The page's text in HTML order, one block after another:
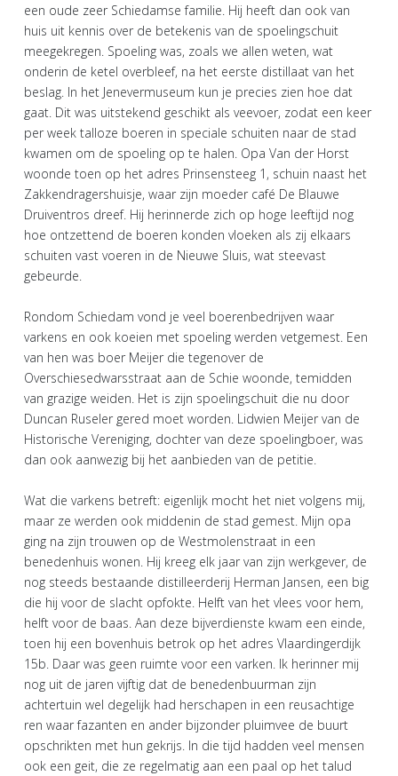
een oude zeer Schiedamse familie. Hij heeft dan ook van
huis uit kennis over de betekenis van de spoelingschuit
meegekregen. Spoeling was, zoals we allen weten, wat
onderin de ketel overbleef, na het eerste distillaat van het
beslag. In het Jenevermuseum kun je precies zien hoe dat
gaat. Dit was uitstekend geschikt als veevoer, zodat een keer
per week talloze boeren in speciale schuiten naar de stad
kwamen om de spoeling op te halen. Opa Van der Horst
woonde toen op het adres Prinsensteeg 1, schuin naast het
Zakkendragershuisje, waar zijn moeder café De Blauwe
Druiventros dreef. Hij herinnerde zich op hoge leeftijd nog
hoe ontzettend de boeren konden vloeken als zij elkaars
schuiten vast voeren in de Nieuwe Sluis, wat steevast
gebeurde.
Rondom Schiedam vond je veel boerenbedrijven waar
varkens en ook koeien met spoeling werden vetgemest. Een
van hen was boer Meijer die tegenover de
Overschiesedwarsstraat aan de Schie woonde, temidden
van grazige weiden. Het is zijn spoelingschuit die nu door
Duncan Ruseler gered moet worden. Lidwien Meijer van de
Historische Vereniging, dochter van deze spoelingboer, was
dan ook aanwezig bij het aanbieden van de petitie.
Wat die varkens betreft: eigenlijk mocht het niet volgens mij,
maar ze werden ook middenin de stad gemest. Mijn opa
ging na zijn trouwen op de Westmolenstraat in een
benedenhuis wonen. Hij kreeg elk jaar van zijn werkgever, de
nog steeds bestaande distilleerderij Herman Jansen, een big
die hij voor de slacht opfokte. Helft van het vlees voor hem,
helft voor de baas. Aan deze bijverdienste kwam een einde,
toen hij een bovenhuis betrok op het adres Vlaardingerdijk
15b. Daar was geen ruimte voor een varken. Ik herinner mij
nog uit de jaren vijftig dat de benedenbuurman zijn
achtertuin wel degelijk had herschapen in een reusachtige
ren waar fazanten en ander bijzonder pluimvee de buurt
opschrikten met hun gekrijs. In die tijd hadden veel mensen
ook een geit, die ze regelmatig aan een paal op het talud